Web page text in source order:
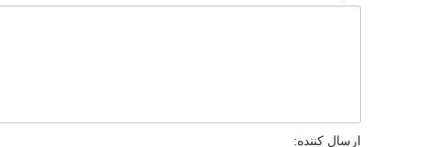
ارسال کننده: